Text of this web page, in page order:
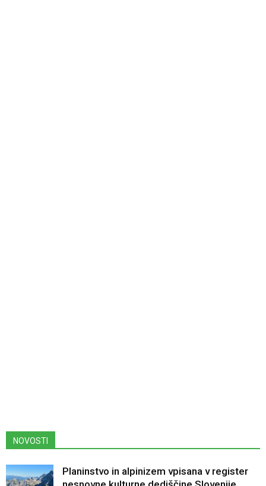
NOVOSTI
Planinstvo in alpinizem vpisana v register